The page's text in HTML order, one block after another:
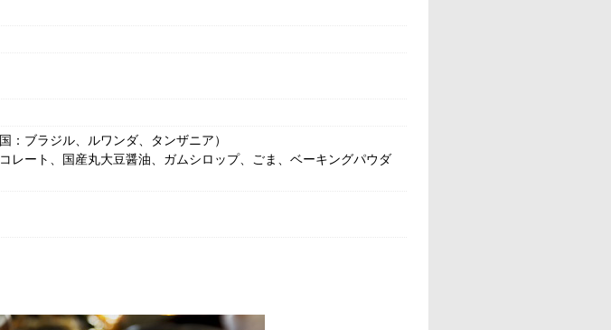
ブラジル、ルワンダ、タンザニア）
レート、国産丸大豆醤油、ガムシロップ、ごま、ベーキングパウダ